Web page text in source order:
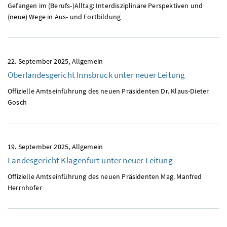
Gefangen im (Berufs-)Alltag: Interdisziplinäre Perspektiven und
(neue) Wege in Aus- und Fortbildung
22. September 2025 Allgemein
Oberlandesgericht Innsbruck unter neuer Leitung
Offizielle Amtseinführung des neuen Präsidenten Dr. Klaus-Dieter
Gosch
19. September 2025 Allgemein
Landesgericht Klagenfurt unter neuer Leitung
Offizielle Amtseinführung des neuen Präsidenten Mag. Manfred
Herrnhofer